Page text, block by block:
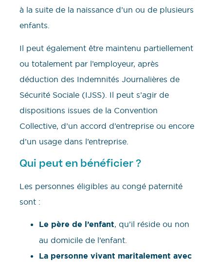
à la suite de la naissance d’un ou de plusieurs
enfants.
Il peut également être maintenu partiellement
ou totalement par l’employeur, après
déduction des Indemnités Journalières de
Sécurité Sociale (IJSS). Il peut s’agir de
dispositions issues de la Convention
Collective, d’un accord d’entreprise ou encore
d’un usage dans l’entreprise.
Qui peut en bénéficier ?
Les personnes éligibles au congé paternité
sont :
Le père de l’enfant, qu’il réside ou non
au domicile de l’enfant.
La personne vivant maritalement avec